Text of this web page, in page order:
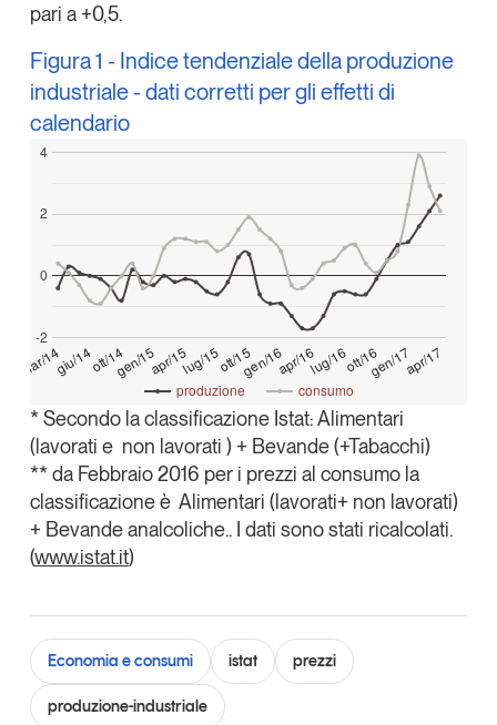
Tutti gli appuntamenti
Chi siamo
Newsletter
Tendenze Journal
La nostra newsletter nella tua email
Un anno di
Tendenze2026
pari a +0,5.
Figura 1 - Indice tendenziale della produzione
industriale - dati corretti per gli effetti di
calendario
produzione consumo
mar/14giu/14ott/14gen/15apr/15lug/15ott/15gen/16apr/16lug/16ott/16gen/17apr/17
-2
0
2
4
* Secondo la classificazione Istat: Alimentari
(lavorati e non lavorati ) + Bevande (+Tabacchi)
** da Febbraio 2016 per i prezzi al consumo la
classificazione è Alimentari (lavorati+ non lavorati)
+ Bevande analcoliche.. I dati sono stati ricalcolati.
(www.istat.it)
Economia e consumi istat prezzi
produzione-industriale